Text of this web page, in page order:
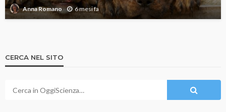
Anna Romano 6 mesi fa
CERCA NEL SITO